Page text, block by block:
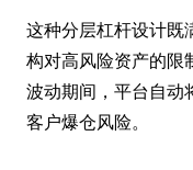
这种分层杠杆设计既
构对高风险资产的限
波动期间，平台自动
客户爆仓风险。